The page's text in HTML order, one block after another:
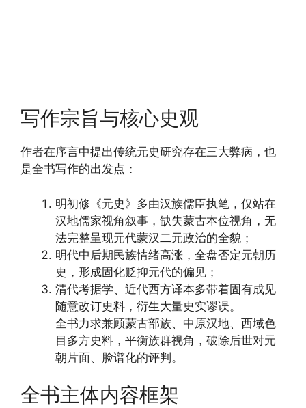
写作宗旨与核心史观
作者在序言中提出传统元史研究存在三大弊病，也
是全书写作的出发点：
明初修《元史》多由汉族儒臣执笔，仅站在
汉地儒家视角叙事，缺失蒙古本位视角，无
法完整呈现元代蒙汉二元政治的全貌；
明代中后期民族情绪高涨，全盘否定元朝历
史，形成固化贬抑元代的偏见；
清代考据学、近代西方译本多带着固有成见
随意改订史料，衍生大量史实谬误。
全书力求兼顾蒙古部族、中原汉地、西域色
目多方史料，平衡族群视角，破除后世对元
朝片面、脸谱化的评判。
全书主体内容框架